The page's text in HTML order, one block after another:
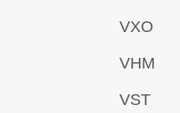
VXO
VHM
VST